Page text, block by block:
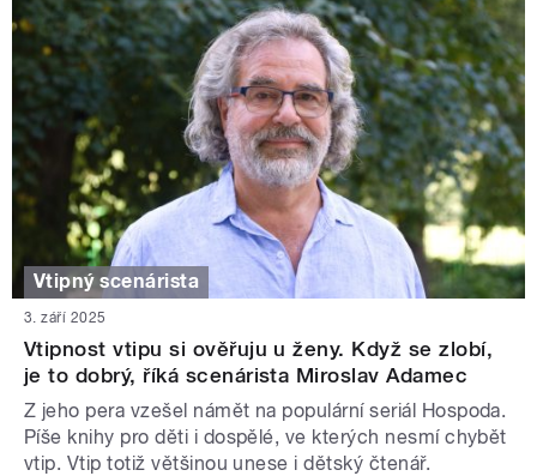
Vtipný scenárista
3. září 2025
Vtipnost vtipu si ověřuju u ženy. Když se zlobí,
je to dobrý, říká scenárista Miroslav Adamec
Z jeho pera vzešel námět na populární seriál Hospoda.
Píše knihy pro děti i dospělé, ve kterých nesmí chybět
vtip. Vtip totiž většinou unese i dětský čtenář.